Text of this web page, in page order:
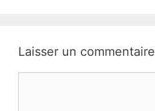
Laisser un commentaire